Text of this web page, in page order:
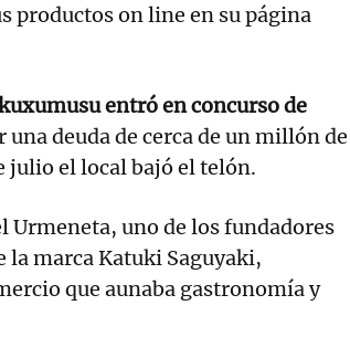
productos on line en su página
entró en concurso de
una deuda de cerca de un millón de
julio el local bajó el telón.
Urmeneta, uno de los fundadores
la marca Katuki Saguyaki,
que aunaba gastronomía y